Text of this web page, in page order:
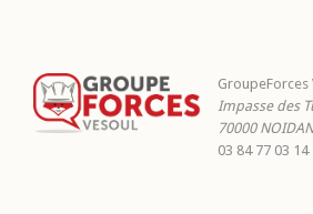
GroupeForces
Impasse des
70000
03 84 77 03 14